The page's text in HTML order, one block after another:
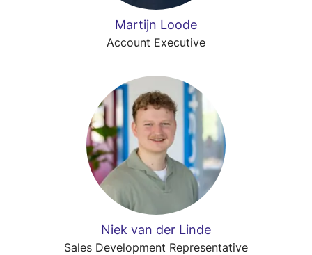
Martijn Loode
Account Executive
Niek van der Linde
Sales Development Representative